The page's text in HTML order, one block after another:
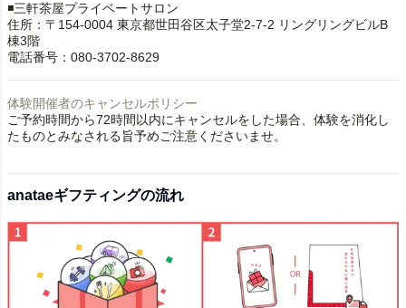
◾️三軒茶屋プライベートサロン
住所：〒154-0004 東京都世田谷区太子堂2-7-2 リングリングビルB
棟3階
電話番号：080-3702-8629
体験開催者のキャンセルポリシー
ご予約時間から72時間以内にキャンセルをした場合、体験を消化し
たものとみなされる旨予めご注意くださいませ。
anataeギフティングの流れ